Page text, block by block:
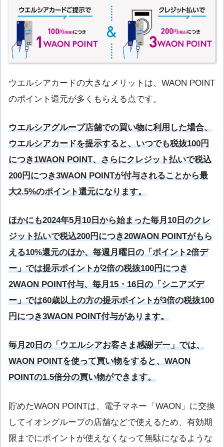
ウエルシアカードの大きなメリットは、WAON POINT
のポイント還元が多くもらえる点です。
ウエルシアグループ店舗での買い物に利用した場合、
ウエルシアカードを提示すると、いつでも税抜100円
につき1WAON POINT、さらにクレジット払いで税込
200円につき3WAON POINTが付与されることから最
大2.5%のポイント還元になります。
ほかにも2024年5月10日から始まった毎月10日のクレ
ジット払いで税込200円につき20WAON POINTがもら
える10%還元のほか、毎週月曜日の「ポイント2倍デ
ー」では提示ポイントが2倍の税抜100円につき
2WAON POINT付与、毎月15・16日の「シニアズデ
ー」では60歳以上の方の提示ポイントが3倍の税抜100
円につき3WAON POINT付与があります。
毎月20日の「ウエルシアお客さま感謝デー」では、
WAON POINTを使って買い物をすると、WAON
POINTの1.5倍分の買い物ができます。
貯めたWAON POINTは、電子マネー「WAON」に交換
してイオングループの店舗などで使えるため、有効期
限までにポイントが使えなくなって無駄になるような